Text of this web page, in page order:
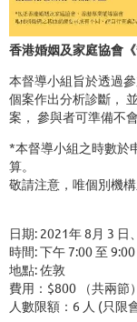
香港婚姻及家庭協會
本督導小組旨於透過
個案作出分析診斷，
案， 參與者可準備不
*本督導小組之時數於
算。
敬請注意，唯個別機
日期: 2021年 8月 3 日
時間: 下午 7:00 至 9:00
地點: 佐敦
費用：$800 （共兩節
人數限額：6 人 (只限